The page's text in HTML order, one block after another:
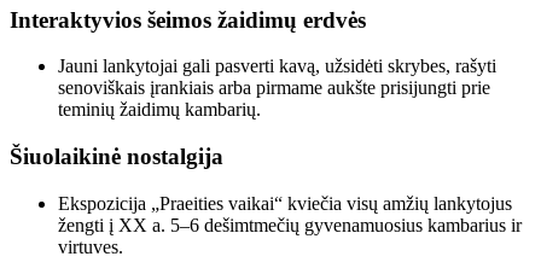
Interaktyvios šeimos žaidimų erdvės
Jauni lankytojai gali pasverti kavą, užsidėti skrybes, rašyti
senoviškais įrankiais arba pirmame aukšte prisijungti prie
teminių žaidimų kambarių.
Šiuolaikinė nostalgija
Ekspozicija „Praeities vaikai“ kviečia visų amžių lankytojus
žengti į XX a. 5–6 dešimtmečių gyvenamuosius kambarius ir
virtuves.